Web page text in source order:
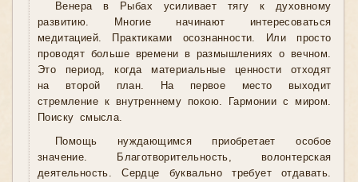
Венера в Рыбах усиливает тягу к духовному
развитию. Многие начинают интересоваться
медитацией. Практиками осознанности. Или просто
проводят больше времени в размышлениях о вечном.
Это период, когда материальные ценности отходят
на второй план. На первое место выходит
стремление к внутреннему покою. Гармонии с миром.
Поиску смысла.
Помощь нуждающимся приобретает особое
значение. Благотворительность, волонтерская
деятельность. Сердце буквально требует отдавать.